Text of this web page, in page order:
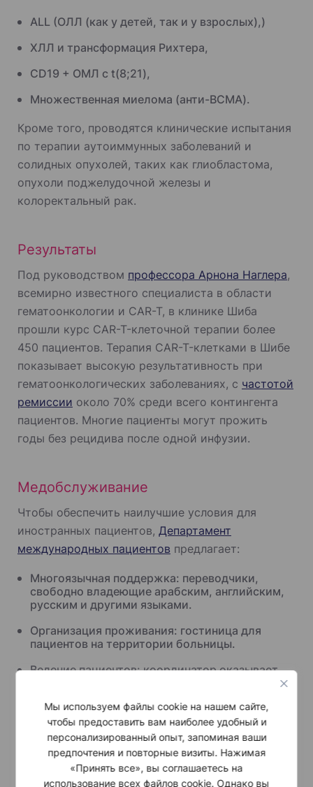
Мы используем файлы cookie на нашем сайте,
чтобы предоставить вам наиболее удобный и
персонализированный опыт, запоминая ваши
предпочтения и повторные визиты. Нажимая
«Принять все», вы соглашаетесь на
использование всех файлов cookie. Однако вы
ALL (ОЛЛ (как у детей, так и у взрослых),)
ХЛЛ и трансформация Рихтера,
CD19 + ОМЛ с t(8;21),
Множественная миелома (анти-BCMA).
Кроме того, проводятся клинические испытания
по терапии аутоиммунных заболеваний и
солидных опухолей, таких как глиобластома,
опухоли поджелудочной железы и
колоректальный рак.
Результаты
Под руководством профессора Арнона Наглера,
всемирно известного специалиста в области
гематоонкологии и CAR-T, в клинике Шиба
прошли курс CAR-T-клеточной терапии более
450 пациентов. Терапия CAR-T-клетками в Шибе
показывает высокую результативность при
гематоонкологических заболеваниях, с частотой
ремиссии около 70% среди всего контингента
пациентов. Многие пациенты могут прожить
годы без рецидива после одной инфузии.
Медобслуживание
Чтобы обеспечить наилучшие условия для
иностранных пациентов, Департамент
международных пациентов предлагает:
Многоязычная поддержка: переводчики,
свободно владеющие арабским, английским,
русским и другими языками.
Организация проживания: гостиница для
пациентов на территории больницы.
Ведение пациентов: координатор оказывает
наблюдения.
Мировое признание и аккредитация
Неустанные усилия Шибы по предоставлению